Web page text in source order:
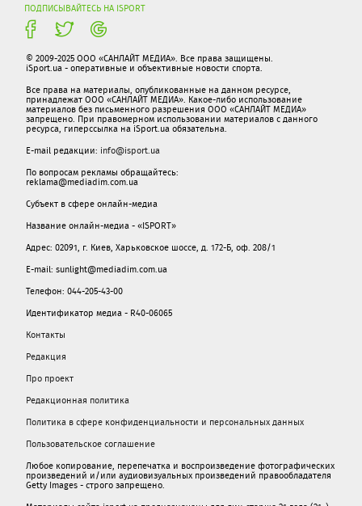
ПОДПИСЫВАЙТЕСЬ НА ISPORT
© 2009-2025 ООО «САНЛАЙТ МЕДИА». Все права защищены.
iSport.ua - оперативные и объективные новости спорта.
Все права на материалы, опубликованные на данном ресурсе,
принадлежат ООО «САНЛАЙТ МЕДИА». Какое-либо использование
материалов без письменного разрешения ООО «САНЛАЙТ МЕДИА»
запрещено. При правомерном использовании материалов с данного
ресурса, гиперссылка на iSport.ua обязательна.
E-mail редакции: info@isport.ua
По вопросам рекламы обращайтесь:
reklama@mediadim.com.ua
Субъект в сфере онлайн-медиа
Название онлайн-медиа - «ISPORT»
Адрес: 02091, г. Киев, Харьковское шоссе, д. 172-Б, оф. 208/1
E-mail: sunlight@mediadim.com.ua
Телефон: 044-205-43-00
Идентификатор медиа - R40-06065
Контакты
Редакция
Про проект
Редакционная политика
Политика в сфере конфиденциальности и персональных данных
Пользовательское соглашение
Любое копирование, перепечатка и воспроизведение фотографических
произведений и/или аудиовизуальных произведений правообладателя
Getty Images - строго запрещено.